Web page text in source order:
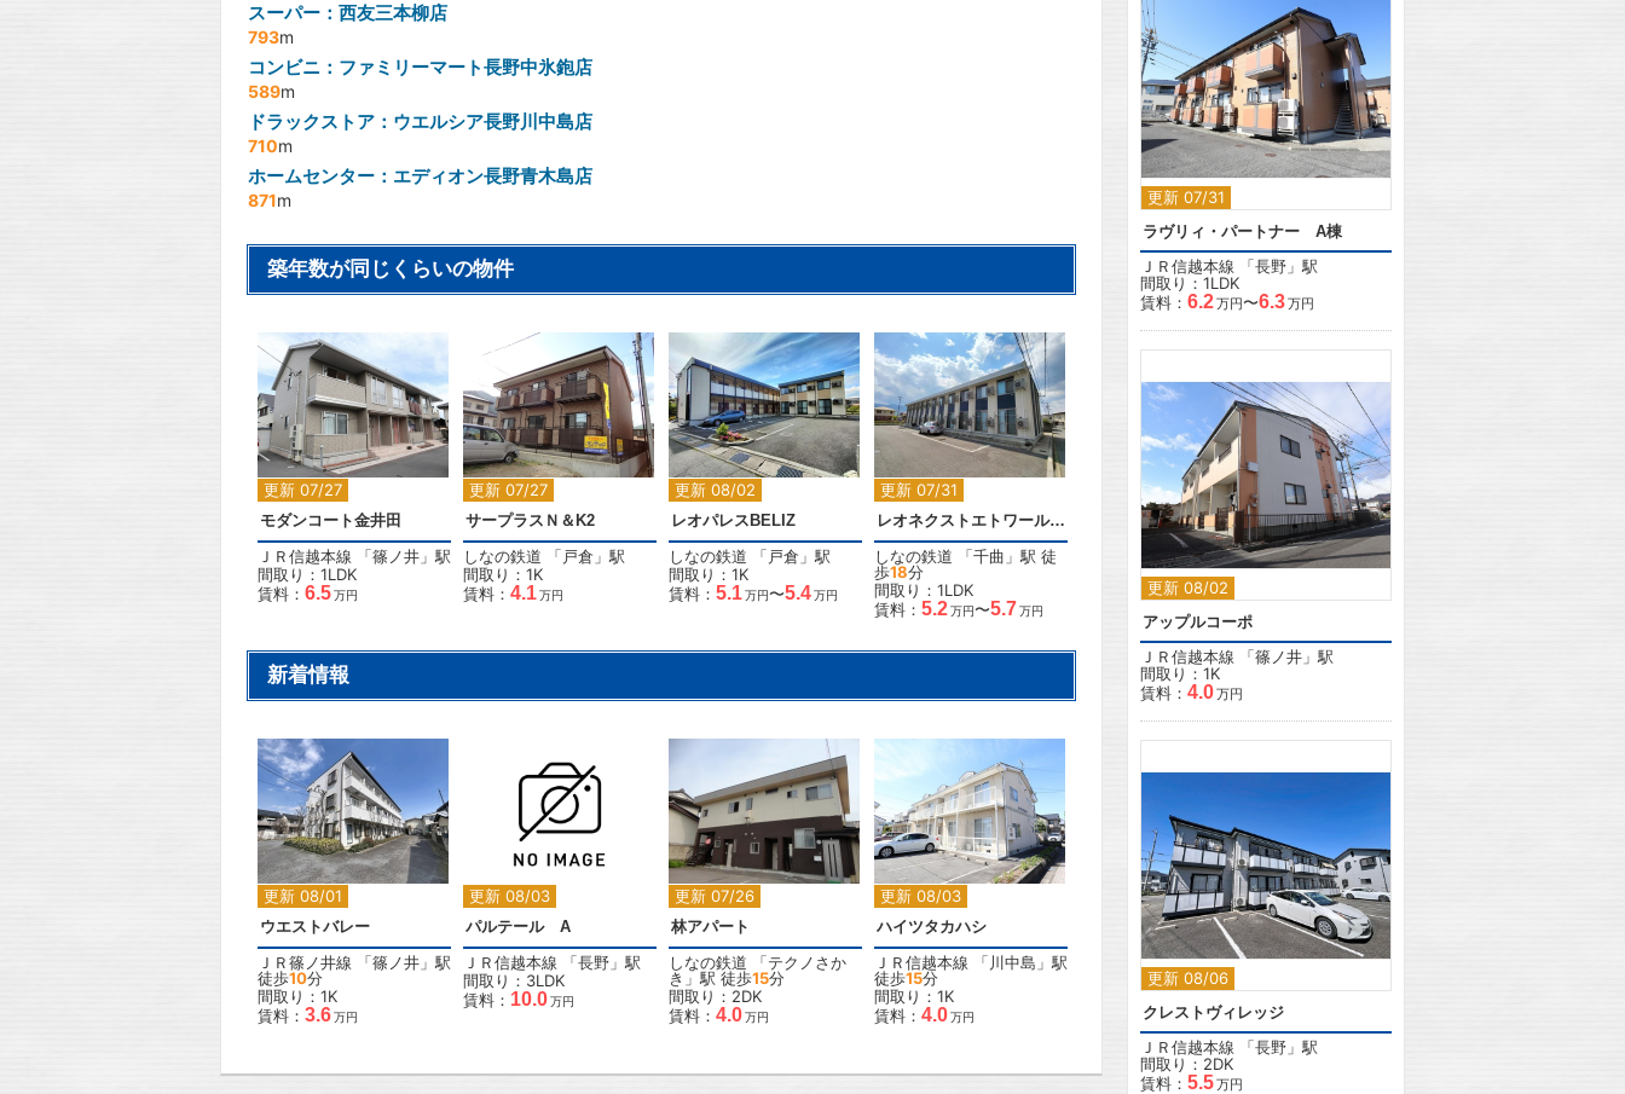
スーパー：西友三本柳店
793m
コンビニ：ファミリーマート長野中氷鉋店
589m
ドラックストア：ウエルシア長野川中島店
710m
ホームセンター：エディオン長野青木島店
871m
築年数が同じくらいの物件
更新 07/27
2
モダンコート金井田
ＪＲ信越本線 「篠ノ井 」駅
間取り：1LDK
賃料： 6.5万円
更新 07/27
2
サープラスＮ＆K2
しなの鉄道 「戸倉 」駅
間取り：1K
賃料： 4.1万円
更新 08/02
2
レオパレスBELIZ
しなの鉄道 「戸倉 」駅
間取り：1K
賃料： 5.1万円〜5.4万円
更新 07/31
2
レオネクストエトワール中村Ⅱ
しなの鉄道 「千曲 」駅 徒
歩18分
間取り：1LDK
賃料： 5.2万円〜5.7万円
新着情報
更新 08/01
2
ウエストバレー
ＪＲ篠ノ井線 「篠ノ井 」駅
徒歩10分
間取り：1K
賃料： 3.6万円
更新 08/03
2
パルテール A
ＪＲ信越本線 「長野 」駅
間取り：3LDK
賃料： 10.0万円
更新 07/26
林アパート
しなの鉄道 「テクノさか
き 」駅 徒歩15分
間取り：2DK
賃料： 4.0万円
更新 08/03
ハイツタカハシ
ＪＲ信越本線 「川中島 」駅
徒歩15分
間取り：1K
賃料： 4.0万円
更新 07/31
2
ラヴリィ・パートナー A棟
ＪＲ信越本線 「長野 」駅
間取り：1LDK
賃料： 6.2万円〜6.3万円
更新 08/02
2
アップルコーポ
ＪＲ信越本線 「篠ノ井 」駅
間取り：1K
賃料： 4.0万円
更新 08/06
2
クレストヴィレッジ
ＪＲ信越本線 「長野 」駅
間取り：2DK
賃料： 5.5万円